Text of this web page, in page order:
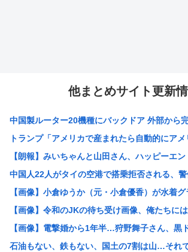
他まとめサイト更新
中国製ルーター20機種にバックドア 外部から
トランプ「アメリカで産まれたら自動的にア
【朗報】みいちゃんと山田さん、ハッピーエ
中国人22人がタイの空港で搭乗拒否される、
【画像】小倉ゆうか（元・小倉優香）が水着
【画像】令和のJKの待ち受け画像、俺たちに
【画像】電撃婚から1年半…狩野舞子さん、黒
石油もない、鉄もない、国土の7割は山…それ